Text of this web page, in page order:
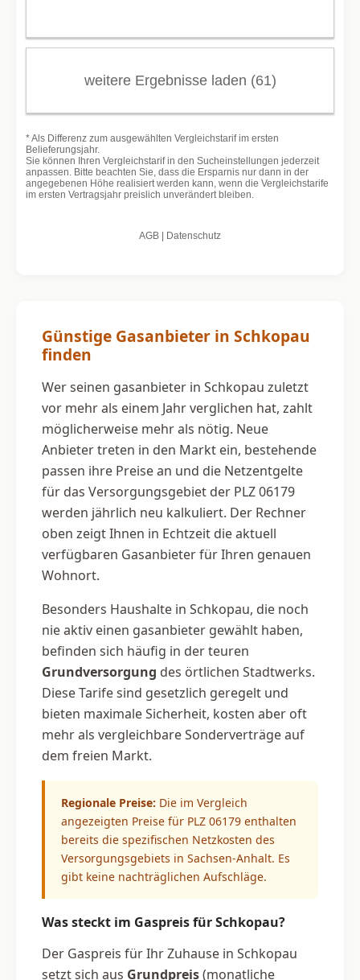
Günstige Gasanbieter in Schkopau
finden
Wer seinen gasanbieter in Schkopau zuletzt
vor mehr als einem Jahr verglichen hat, zahlt
möglicherweise mehr als nötig. Neue
Anbieter treten in den Markt ein, bestehende
passen ihre Preise an und die Netzentgelte
für das Versorgungsgebiet der PLZ 06179
werden jährlich neu kalkuliert. Der Rechner
oben zeigt Ihnen in Echtzeit die aktuell
verfügbaren Gasanbieter für Ihren genauen
Wohnort.
Besonders Haushalte in Schkopau, die noch
nie aktiv einen gasanbieter gewählt haben,
befinden sich häufig in der teuren
Grundversorgung des örtlichen Stadtwerks.
Diese Tarife sind gesetzlich geregelt und
bieten maximale Sicherheit, kosten aber oft
mehr als vergleichbare Sonderverträge auf
dem freien Markt.
Regionale Preise: Die im Vergleich
angezeigten Preise für PLZ 06179 enthalten
bereits die spezifischen Netzkosten des
Versorgungsgebiets in Sachsen-Anhalt. Es
gibt keine nachträglichen Aufschläge.
Was steckt im Gaspreis für Schkopau?
Der Gaspreis für Ihr Zuhause in Schkopau
setzt sich aus Grundpreis(monatliche